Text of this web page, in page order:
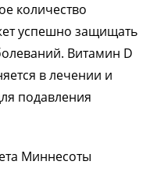
количество
успешно защищать
Витамин D
в лечении и
подавления
Миннесоты